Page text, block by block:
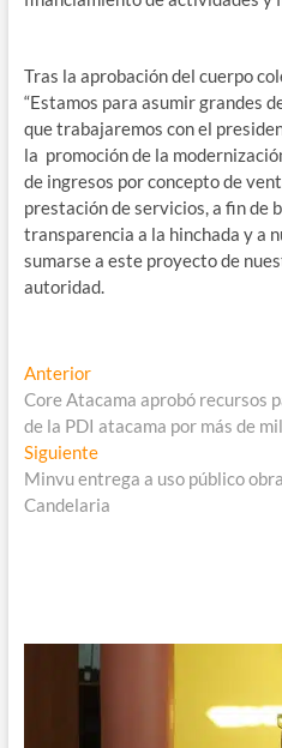
Tras la aprobación del cuerpo
“Estamos para asumir grandes
que trabajaremos con el
la promoción de la
de ingresos por concepto de
prestación de servicios, a fin de
transparencia a la hinchada y a
sumarse a este proyecto de
autoridad.
Navegación
de
entradas
AnteriorEntrada
anterior:
Core Atacama aprobó recursos
de la PDI atacama por más de
SiguienteEntrada
siguiente:
Minvu entrega a uso público
Candelaria